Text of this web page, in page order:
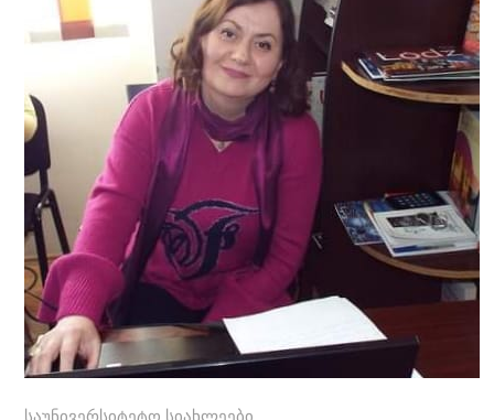
საუნივერსიტეტო სიახლეები